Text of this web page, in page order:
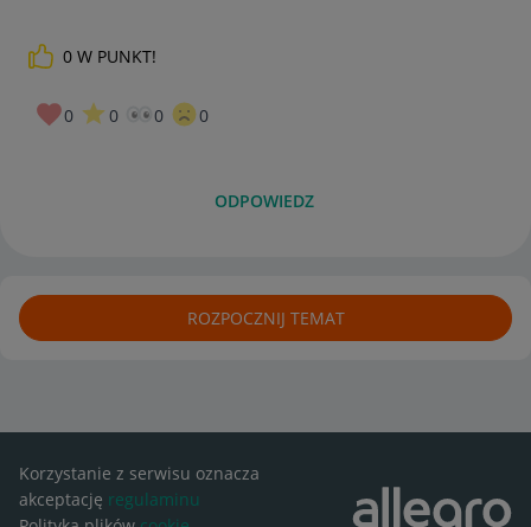
0 W PUNKT!
0 0 0 0
ODPOWIEDZ
ROZPOCZNIJ TEMAT
Korzystanie z serwisu oznacza
akceptację regulaminu